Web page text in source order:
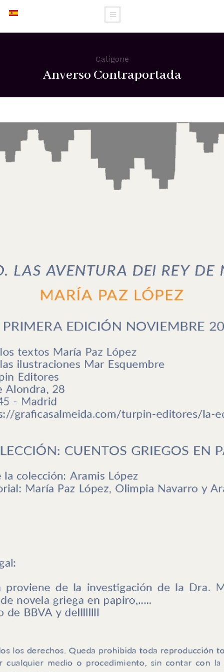
Calígone
Anverso Contraportada